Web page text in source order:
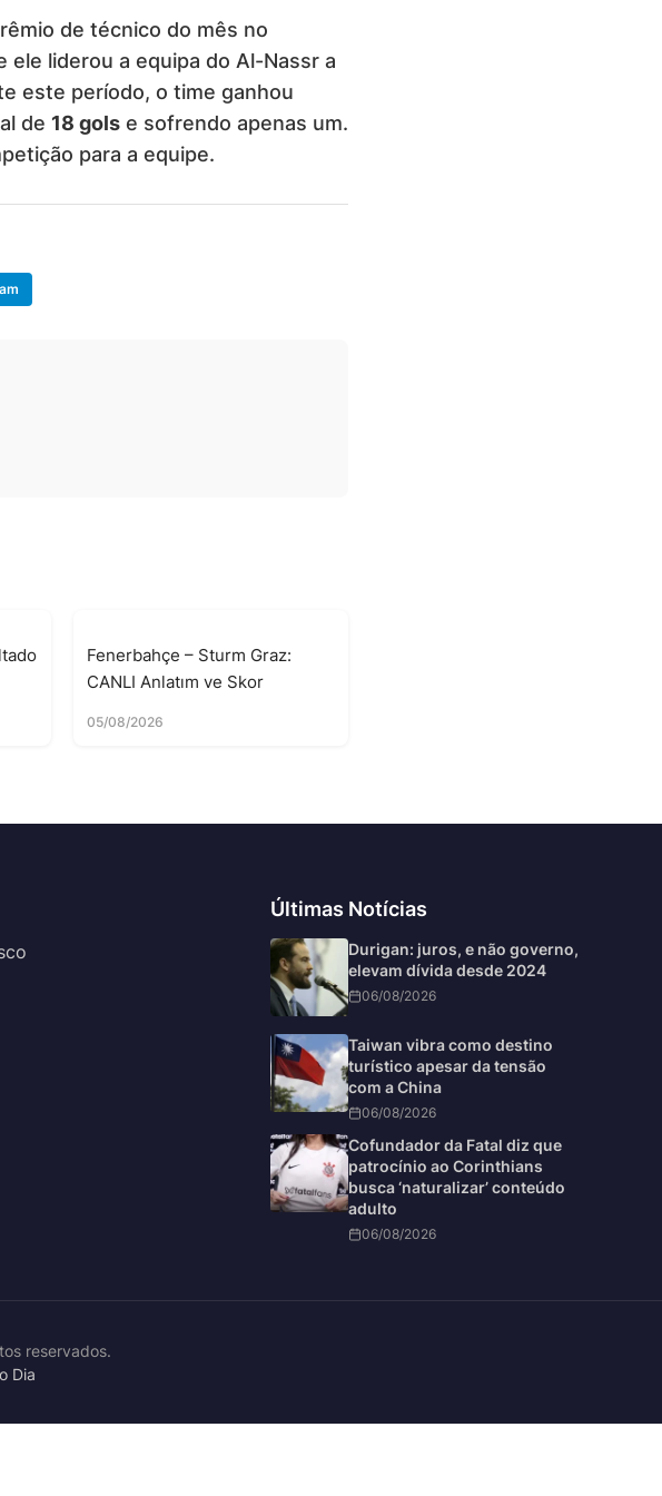
de técnico do mês no
ele liderou a equipa do Al-Nassr a
este período, o time ganhou
de 18 gols e sofrendo apenas um.
para a equipe.
Fenerbahçe – Sturm Graz:
CANLI Anlatım ve Skor
05/08/2026
Últimas Notícias
Durigan: juros, e não governo,
elevam dívida desde 2024
06/08/2026
Taiwan vibra como destino
turístico apesar da tensão
com a China
06/08/2026
Cofundador da Fatal diz que
patrocínio ao Corinthians
busca ‘naturalizar’ conteúdo
adulto
06/08/2026
reservados.
Dia